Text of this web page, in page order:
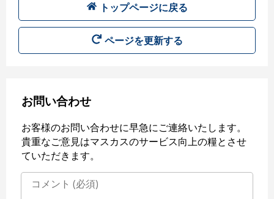
トップページに戻る
ページを更新する
お問い合わせ
お客様のお問い合わせに早急にご連絡いたします。
貴重なご意見はマスカスのサービス向上の糧とさせ
ていただきます。